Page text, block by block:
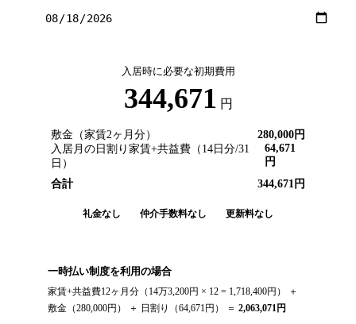
入居時に必要な初期費用
344,671 円
敷金（家賃2ヶ月分） 280,000 円
入居月の日割り家賃+共益費（ 14 日分/31
日）
64,671
円
合計
344,671 円
礼金なし 仲介手数料なし 更新料なし
一時払い制度を利用の場合
家賃+共益費12ヶ月分（ 14万3,200円 × 12 = 1,718,400円） ＋
敷金（280,000円） ＋ 日割り（64,671円） ＝ 2,063,071円